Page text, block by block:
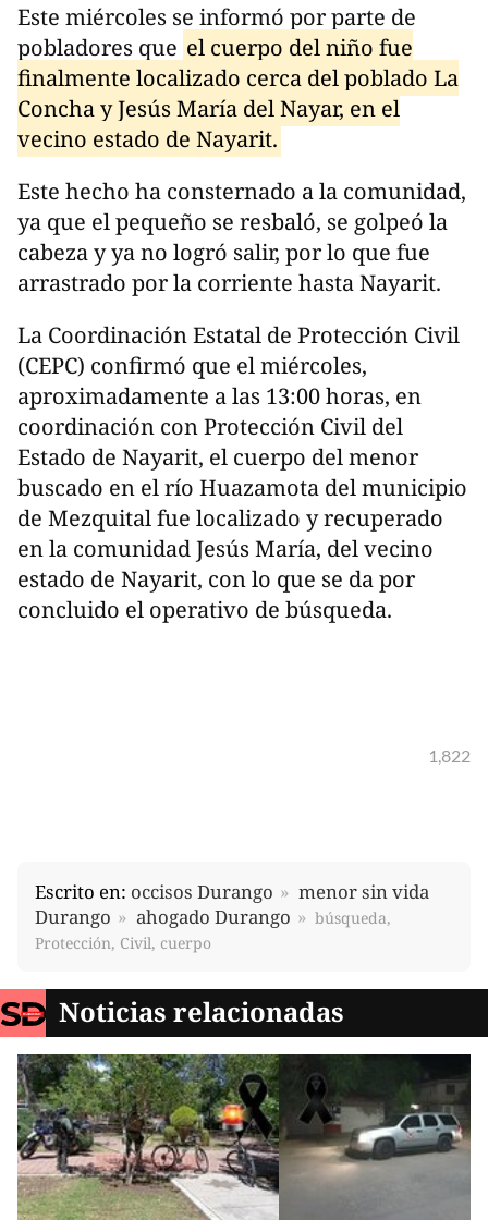
Este miércoles se informó por parte de
pobladores que el cuerpo del niño fue
finalmente localizado cerca del poblado La
Concha y Jesús María del Nayar, en el
vecino estado de Nayarit.
Este hecho ha consternado a la comunidad,
ya que el pequeño se resbaló, se golpeó la
cabeza y ya no logró salir, por lo que fue
arrastrado por la corriente hasta Nayarit.
La Coordinación Estatal de Protección Civil
(CEPC) confirmó que el miércoles,
aproximadamente a las 13:00 horas, en
coordinación con Protección Civil del
Estado de Nayarit, el cuerpo del menor
buscado en el río Huazamota del municipio
de Mezquital fue localizado y recuperado
en la comunidad Jesús María, del vecino
estado de Nayarit, con lo que se da por
concluido el operativo de búsqueda.
1,822
Escrito en: occisos Durango
menor sin vida
Durango
ahogado Durango
búsqueda,
Protección, Civil, cuerpo
Noticias relacionadas